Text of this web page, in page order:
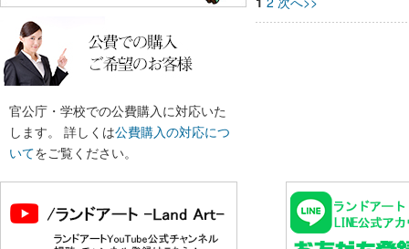
官公庁・学校での公費購入に対応いた
します。 詳しくは公費購入の対応につ
いてをご覧ください。